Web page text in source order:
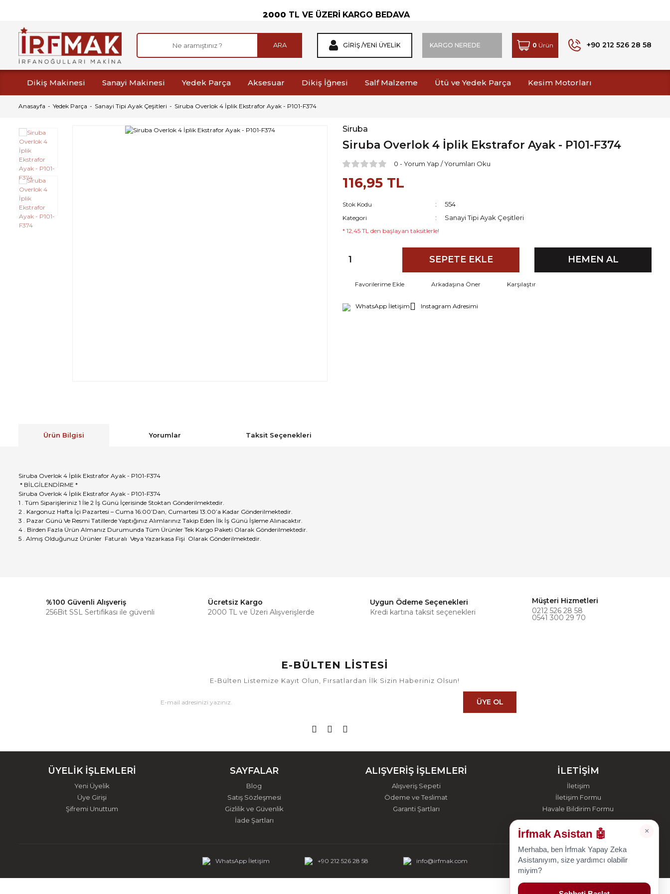
2000 TL VE ÜZERİ KARGO BEDAVA
ARA GIRIŞ /YENI ÜYELIK KARGO NEREDE 0 Ürün +90 212 526 28 58
Dikiş Makinesi Sanayi Makinesi Yedek Parça Aksesuar Dikiş İğnesi Salf Malzeme Ütü ve Yedek Parça Kesim Motorları
Anasayfa Yedek Parça Sanayi Tipi Ayak Çeşitleri Siruba Overlok 4 İplik Ekstrafor Ayak - P101-F374
Siruba
Siruba Overlok 4 İplik Ekstrafor Ayak - P101-F374
0 - Yorum Yap / Yorumları Oku
116,95 TL
Stok Kodu 554
Kategori Sanayi Tipi Ayak Çeşitleri
* 12,45 TL den başlayan taksitlerle!
SEPETE EKLE HEMEN AL
Arkadaşına Öner Karşılaştır
WhatsApp İletişim Instagram Adresimi
Ürün Bilgisi Yorumlar Taksit Seçenekleri
Siruba Overlok 4 İplik Ekstrafor Ayak - P101-F374
* BİLGİLENDİRME *
Siruba Overlok 4 İplik Ekstrafor Ayak - P101-F374
1 . Tüm Siparişleriniz 1 İle 2 İş Günü İçerisinde Stoktan Gönderilmektedir.
2 . Kargonuz Hafta İçi Pazartesi – Cuma 16:00’Dan, Cumartesi 13:00’a Kadar Gönderilmektedir.
3 . Pazar Günü Ve Resmi Tatillerde Yaptığınız Alımlarınız Takip Eden İlk İş Günü İşleme Alınacaktır.
4 . Birden Fazla Ürün Almanız Durumunda Tüm Ürünler Tek Kargo Paketi Olarak Gönderilmektedir.
5 . Almış Olduğunuz Ürünler Faturalı Veya Yazarkasa Fişi Olarak Gönderilmektedir.
Bu ürüne ilk yorumu siz yapın!
%100 Güvenli Alışveriş
256Bit SSL Sertifikası ile güvenli
Ücretsiz Kargo
2000 TL ve Üzeri Alışverişlerde
Uygun Ödeme Seçenekleri
Kredi kartına taksit seçenekleri
Müşteri Hizmetleri
0212 526 28 58
0541 300 29 70
E-BÜLTEN LİSTESİ
E-Bülten Listemize Kayıt Olun, Fırsatlardan İlk Sizin Haberiniz Olsun!
ÜYE OL
ÜYELİK İŞLEMLERİ
Yeni Üyelik
Üye Girişi
Şifremi Unuttum
SAYFALAR
Blog
Satış Sözleşmesi
Gizlilik ve Güvenlik
İade Şartları
ALIŞVERİŞ İŞLEMLERİ
Alışveriş Sepeti
Ödeme ve Teslimat
Garanti Şartları
İLETİŞİM
İletişim
İletişim Formu
Havale Bildirim Formu
WhatsApp İletişim +90 212 526 28 58 info@irfmak.com
×
İrfmak Asistan 🤖
Merhaba, ben İrfmak Yapay Zeka
Asistanıyım, size yardımcı olabilir
miyim?